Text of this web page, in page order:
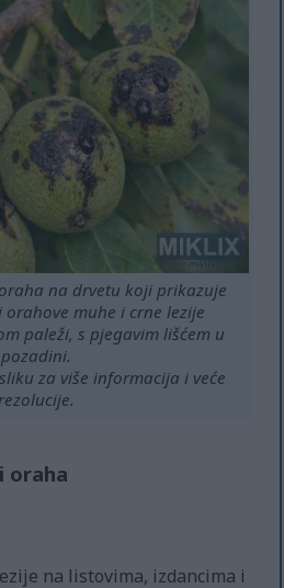
na drvetu koji prikazuje
muhe i crne lezije
paleži, s pjegavim lišćem u
pozadini.
za više informacija i veće
oraha
na listovima, izdancima i